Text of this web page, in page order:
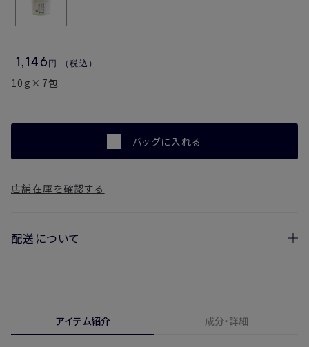
1,146 円 （税込）
10g×7包
バッグに入れる
店舗在庫を確認する
配送について
・ご注文日より1週間後からお届け日指定を承っておりま
す。
アイテム紹介 成分・詳細